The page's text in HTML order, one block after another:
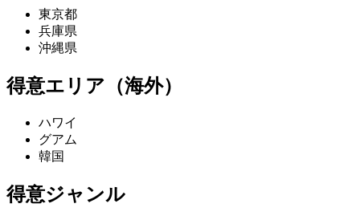
東京都
兵庫県
沖縄県
得意エリア（海外）
ハワイ
グアム
韓国
得意ジャンル